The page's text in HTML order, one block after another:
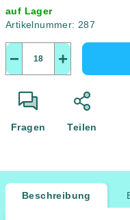
auf Lager
Artikelnummer: 287
+
−
Fragen Teilen
Beschreibung